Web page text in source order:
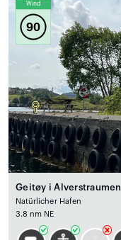
Wind
90
Geitøy i Alverstraumen
Natürlicher Hafen
3.8 nm NE